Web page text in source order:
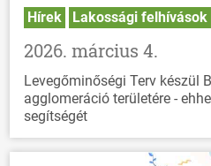
Hírek Lakossági felhívások
2026. március 4.
Levegőminőségi Terv készül
agglomeráció területére -
segítségét